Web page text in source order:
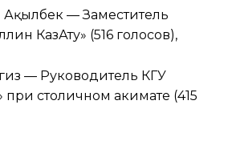
— Заместитель
КазАту» (516 голосов),
— Руководитель КГУ
при столичном акимате (415